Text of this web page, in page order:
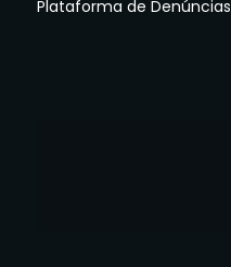
Plataforma de Denúncias